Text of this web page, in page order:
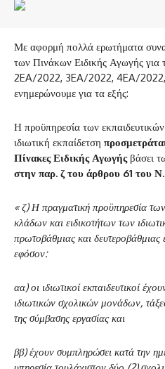
Με αφορμή πολλά ερωτήματα
των Πινάκων Ειδικής Αγωγής για
2EA/2022, 3EA/2022, 4EA/
ενημερώνουμε για τα εξής:
Η προϋπηρεσία των εκπαιδευτικών
ιδιωτική εκπαίδετση
Πίνακες Ειδικής Αγωγήςβάσει
στην παρ. ζ του άρθρου 61 του
« ζ) Η πραγματική προϋπηρεσία
κλάδων και ειδικοτήτων των
πρωτοβάθμιας και δευτεροβάθμιας
εφόσον:
αα) οι ιδιωτικοί εκπαιδευτικοί
ιδιωτικών σχολικών μονάδων,
της σύμβασης εργασίας και
ββ) έχουν συμπληρώσει κατά την